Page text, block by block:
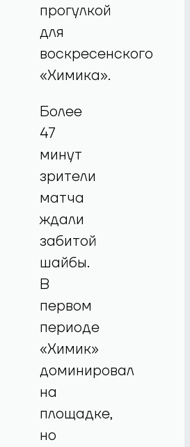
прогулкой
для
воскресенского
«Химика».
Более
47
минут
зрители
матча
ждали
забитой
шайбы.
В
первом
периоде
«Химик»
доминировал
на
площадке,
но